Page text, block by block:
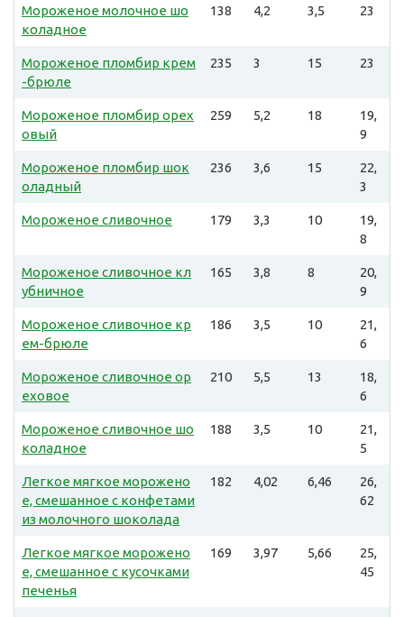
Мороженое молочное шо
коладное
138 4,2 3,5 23
Мороженое пломбир крем
-брюле
235 3 15 23
Мороженое пломбир орех
овый
259 5,2 18
19,
9
Мороженое пломбир шок
оладный
236 3,6 15
22,
3
Мороженое сливочное 179 3,3 10
19,
8
Мороженое сливочное кл
убничное
165 3,8 8
20,
9
Мороженое сливочное кр
ем-брюле
186 3,5 10
21,
6
Мороженое сливочное ор
еховое
210 5,5 13
18,
6
Мороженое сливочное шо
коладное
188 3,5 10
21,
5
Легкое мягкое морожено
е, смешанное с конфетами
из молочного шоколада
182 4,02 6,46
26,
62
Легкое мягкое морожено
е, смешанное с кусочками
печенья
169 3,97 5,66
25,
45